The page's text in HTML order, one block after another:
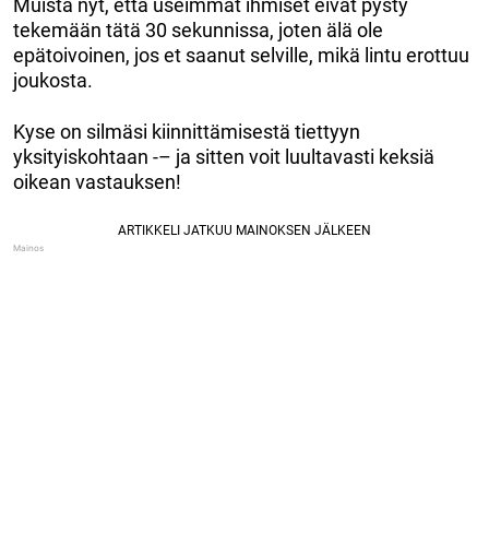
Muista nyt, että useimmat ihmiset eivät pysty
tekemään tätä 30 sekunnissa, joten älä ole
epätoivoinen, jos et saanut selville, mikä lintu erottuu
joukosta.
Kyse on silmäsi kiinnittämisestä tiettyyn
yksityiskohtaan -– ja sitten voit luultavasti keksiä
oikean vastauksen!